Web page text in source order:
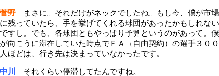
菅野 まさに。それだけがネックでしたね。もし今、僕が市場
に残っていたら、手を挙げてくれる球団があったかもしれない
ですし。でも、各球団ともやっぱり予算というのがあって。僕
が向こうに滞在していた時点でＦＡ（自由契約）の選手３００
人ほどは、行き先は決まっていなかったです。
中川 それくらい停滞してたんですね。